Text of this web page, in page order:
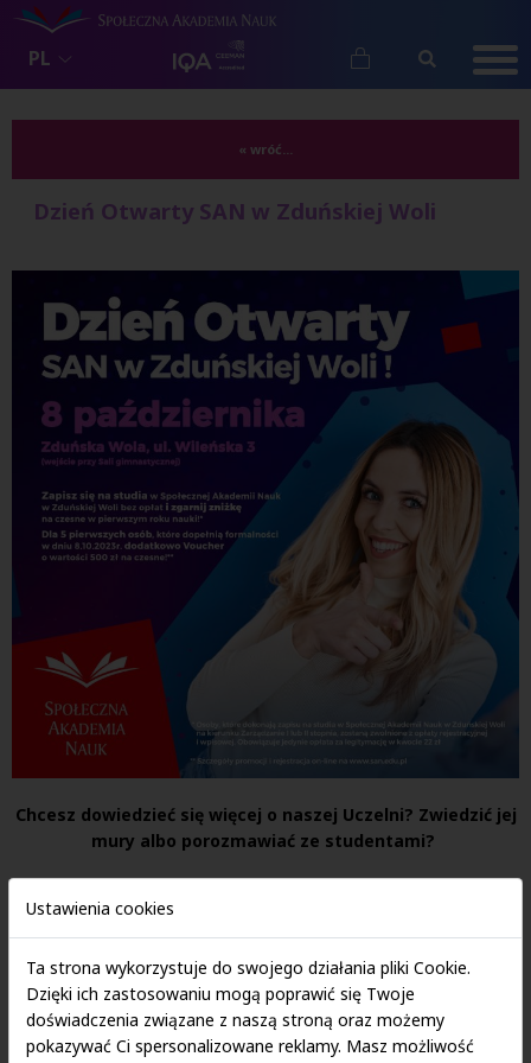
PL
« wróć...
Dzień Otwarty SAN w Zduńskiej Woli
Chcesz dowiedzieć się więcej o naszej Uczelni? Zwiedzić jej
mury albo porozmawiać ze studentami?
przebiegu studiów? U nas znajdziesz odpowiedzi!
Weź udział w Dniu Otwartym Społecznej Akademii Nauk w
Zduńskiej Woli!
Event odbędzie się8 października 2023r. w godz.10:00 – 14:00
Ustawienia cookies
Ta strona wykorzystuje do swojego działania pliki Cookie.
Dzięki ich zastosowaniu mogą poprawić się Twoje
doświadczenia związane z naszą stroną oraz możemy
pokazywać Ci spersonalizowane reklamy. Masz możliwość